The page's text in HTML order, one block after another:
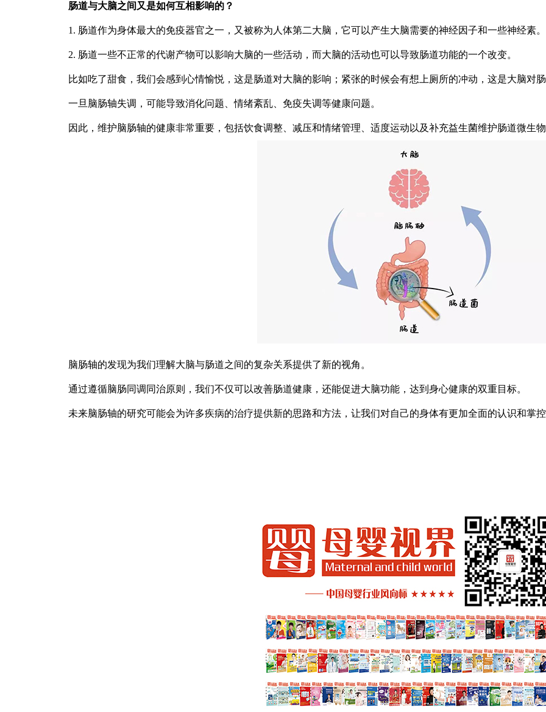
肠道与大脑之间又是如何互相影响的？
1. 肠道作为身体最大的免疫器官之一，又被称为人体第二大脑，它可以产生大脑需要的神经因子和一些神经素。
2. 肠道一些不正常的代谢产物可以影响大脑的一些活动，而大脑的活动也可以导致肠道功能的一个改变。
比如吃了甜食，我们会感到心情愉悦，这是肠道对大脑的影响；紧张的时候会有想上厕所的冲动，这是大脑对
一旦脑肠轴失调，可能导致消化问题、情绪紊乱、免疫失调等健康问题。
因此，维护脑肠轴的健康非常重要，包括饮食调整、减压和情绪管理、适度运动以及补充益生菌维护肠道微生
脑肠轴的发现为我们理解大脑与肠道之间的复杂关系提供了新的视角。
通过遵循脑肠同调同治原则，我们不仅可以改善肠道健康，还能促进大脑功能，达到身心健康的双重目标。
未来脑肠轴的研究可能会为许多疾病的治疗提供新的思路和方法，让我们对自己的身体有更加全面的认识和掌